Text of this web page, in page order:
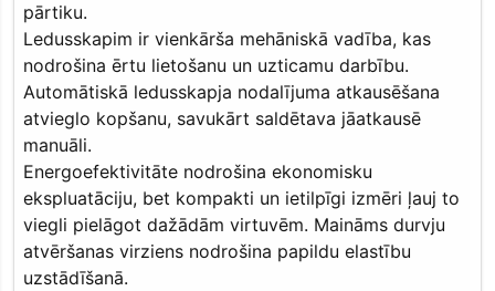
pārtiku.
Ledusskapim ir vienkārša mehāniskā vadība, kas
nodrošina ērtu lietošanu un uzticamu darbību.
Automātiskā ledusskapja nodalījuma atkausēšana
atvieglo kopšanu, savukārt saldētava jāatkausē
manuāli.
Energoefektivitāte nodrošina ekonomisku
ekspluatāciju, bet kompakti un ietilpīgi izmēri ļauj to
viegli pielāgot dažādām virtuvēm. Maināms durvju
atvēršanas virziens nodrošina papildu elastību
uzstādīšanā.